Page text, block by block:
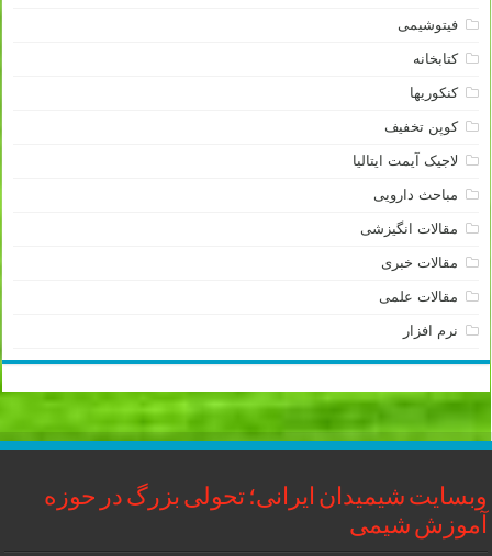
فیتوشیمی
کتابخانه
کنکوریها
کوپن تخفیف
لاجیک آیمت ایتالیا
مباحث دارویی
مقالات انگیزشی
مقالات خبری
مقالات علمی
نرم افزار
وبسایت شیمیدان ایرانی؛ تحولی بزرگ در حوزه
آموزش شیمی